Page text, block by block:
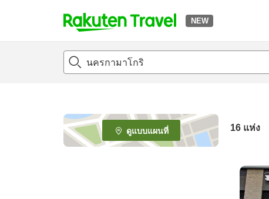
NEW
t
p
e
_
s
ดูแบบแผนที่ 16 แห่ง